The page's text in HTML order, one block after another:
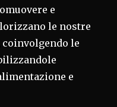
e
le nostre
le
e